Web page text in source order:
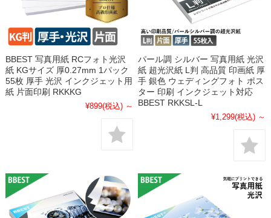
BBEST 写真用紙 RCフォト光沢
紙 KGサイズ 厚0.27mm 1パック
55枚 厚手 光沢 インクジェット用
紙 片面印刷 RKKKG
¥899(税込) ～
パール調 シルバー 写真用紙 光沢
紙 超光沢紙 L判 高品質 印画紙 厚
手 銀色 ウェディングフォト ポス
ター 印刷 インクジェット対応
BBEST RKKSL-L
¥1,299(税込) ～